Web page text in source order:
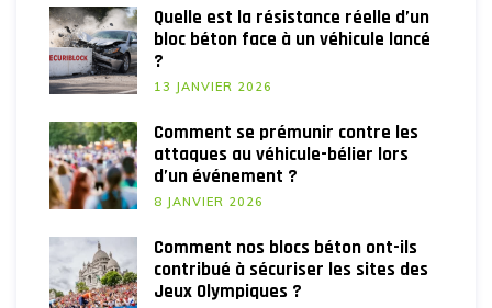
Quelle est la résistance réelle d’un
bloc béton face à un véhicule lancé
?
13 JANVIER 2026
Comment se prémunir contre les
attaques au véhicule-bélier lors
d’un événement ?
8 JANVIER 2026
Comment nos blocs béton ont-ils
contribué à sécuriser les sites des
Jeux Olympiques ?